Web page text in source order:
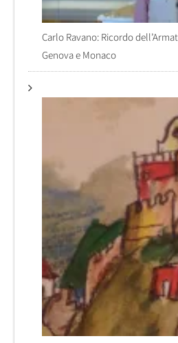
Carlo Ravano: Ricordo
Genova e Monaco